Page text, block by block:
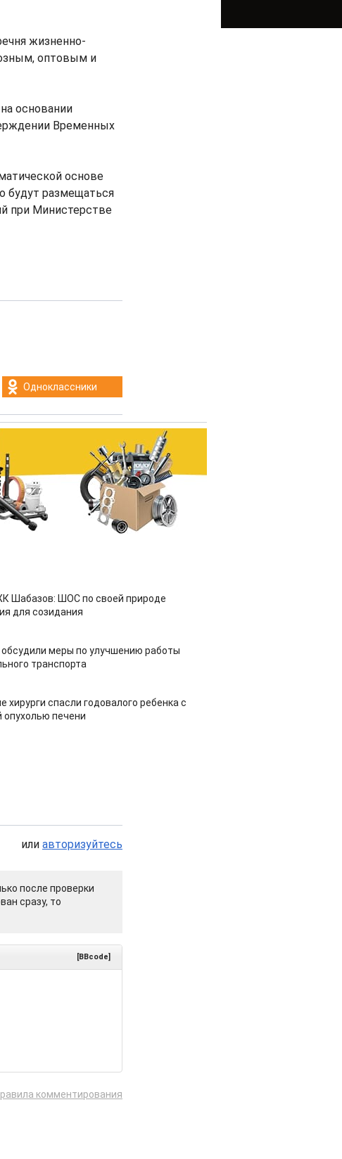
жизненно-
оптовым и
основании
Временных
основе
будут размещаться
при Министерстве
Одноклассники
Шабазов: ШОС по своей природе
для созидания
меры по улучшению работы
транспорта
хирурги спасли годовалого ребенка с
опухолью печени
или авторизуйтесь
после проверки
сразу, то
[BBcode]
комментирования